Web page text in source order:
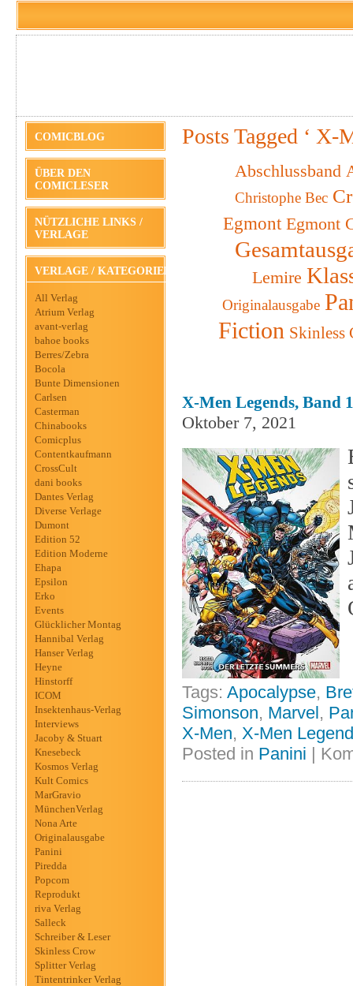
COMICBLOG
ÜBER DEN
COMICLESER
NÜTZLICHE LINKS /
VERLAGE
VERLAGE / KATEGORIEN
All Verlag
Atrium Verlag
avant-verlag
bahoe books
Berres/Zebra
Bocola
Bunte Dimensionen
Carlsen
Casterman
Chinabooks
Comicplus
Contentkaufmann
CrossCult
dani books
Dantes Verlag
Diverse Verlage
Dumont
Edition 52
Edition Moderne
Ehapa
Epsilon
Erko
Events
Glücklicher Montag
Hannibal Verlag
Hanser Verlag
Heyne
Hinstorff
ICOM
Insektenhaus-Verlag
Interviews
Jacoby & Stuart
Knesebeck
Kosmos Verlag
Kult Comics
MarGravio
MünchenVerlag
Nona Arte
Originalausgabe
Panini
Piredda
Popcom
Reprodukt
riva Verlag
Salleck
Schreiber & Leser
Skinless Crow
Splitter Verlag
Tintentrinker Verlag
Posts Tagged ‘ X-
Abschlussband
Christophe Bec
Egmont Egmont
Lemire
Originalausgabe
Fiction Skinless
X-Men Legends, Band
Oktober 7, 2021
Tags: Apocalypse,
Simonson, Marvel,
X-Men, X-Men
Posted in Panini |